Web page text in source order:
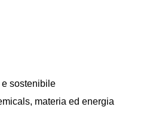
sostenibile
materia ed energia